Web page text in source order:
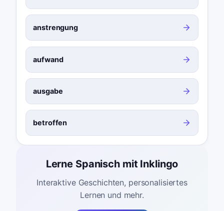
anstrengung
aufwand
ausgabe
betroffen
Lerne Spanisch mit Inklingo
Interaktive Geschichten, personalisiertes
Lernen und mehr.